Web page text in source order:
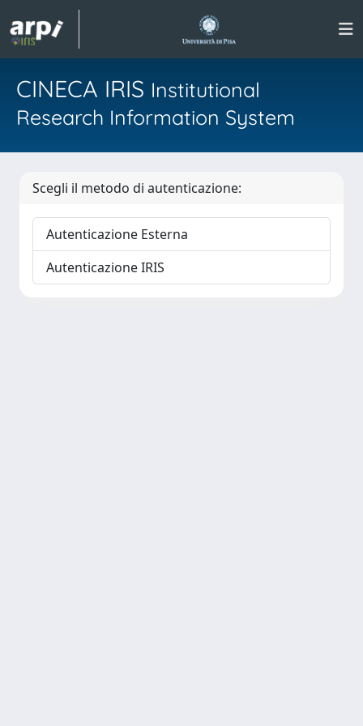
CINECA IRIS Institutional
Research Information System
Scegli il metodo di autenticazione:
Autenticazione Esterna
Autenticazione IRIS